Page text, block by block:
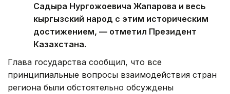
Садыра Нургожоевича Жапарова и весь
кыргызский народ с этим историческим
достижением, — отметил Президент
Казахстана.
Глава государства сообщил, что все
принципиальные вопросы взаимодействия стран
региона были обстоятельно обсуждены